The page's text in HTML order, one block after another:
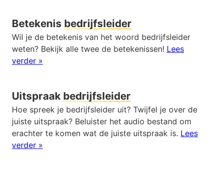
Betekenis bedrijfsleider
Wil je de betekenis van het woord bedrijfsleider
weten? Bekijk alle twee de betekenissen! Lees
verder »
Uitspraak bedrijfsleider
Hoe spreek je bedrijfsleider uit? Twijfel je over de
juiste uitspraak? Beluister het audio bestand om
erachter te komen wat de juiste uitspraak is. Lees
verder »